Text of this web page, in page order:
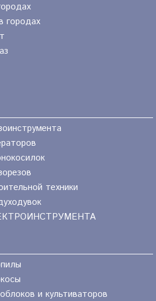
городах
техники
и культиваторов